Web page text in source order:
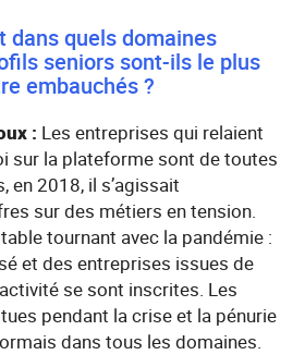
dans quels domaines
seniors sont-ils le plus
embauchés ?
: Les entreprises qui relaient
sur la plateforme sont de toutes
en 2018, il s’agissait
sur des métiers en tension.
tournant avec la pandémie :
et des entreprises issues de
se sont inscrites. Les
pendant la crise et la pénurie
dans tous les domaines.